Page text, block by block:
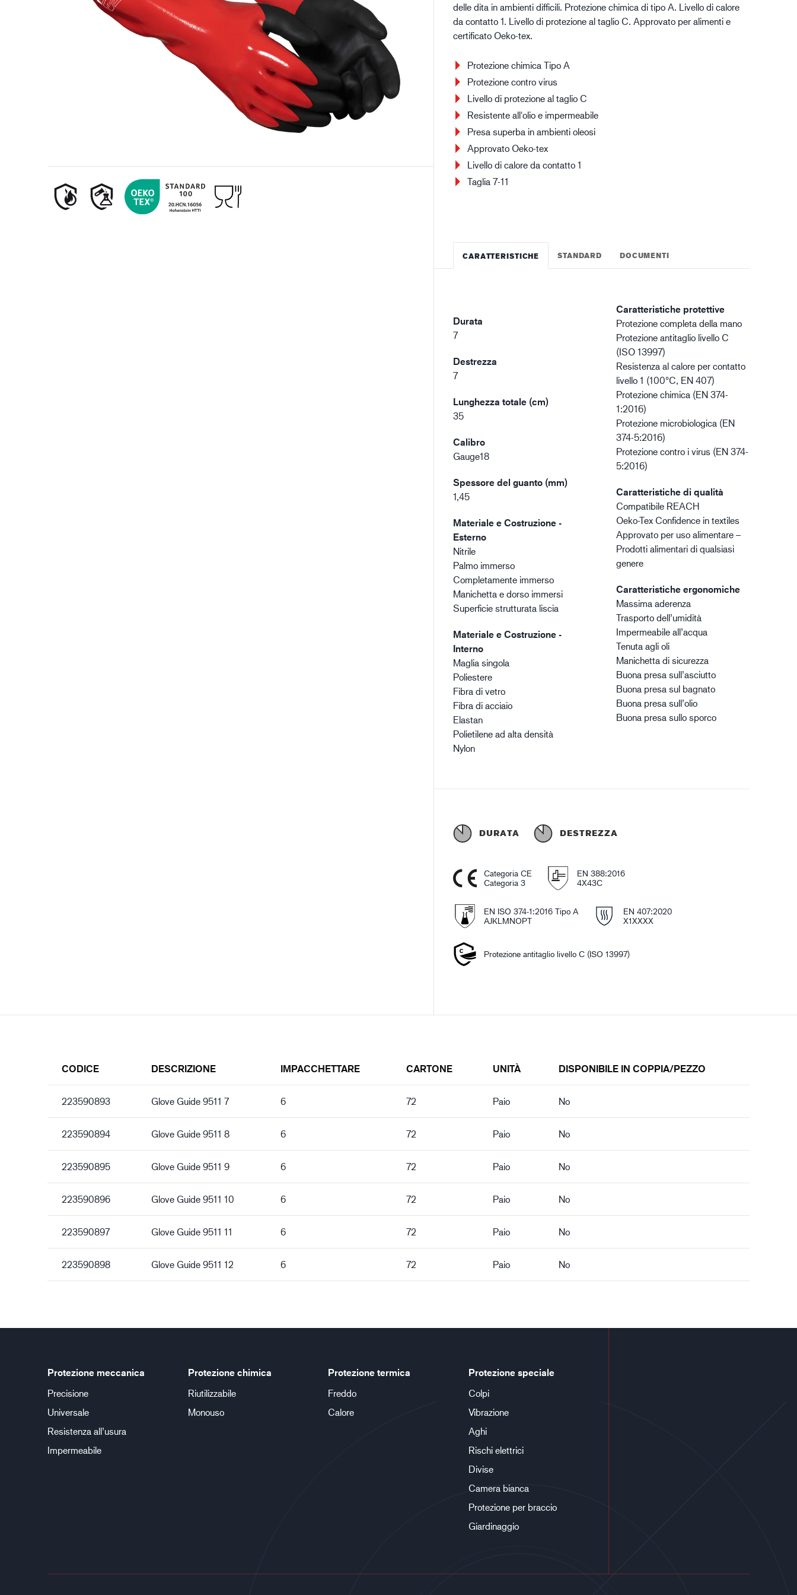
Industria petrolifera Edilizia e costruzioni Logistica
delle dita in ambienti difficili. Protezione chimica di tipo A. Livello di calore
da contatto 1. Livello di protezione al taglio C. Approvato per alimenti e
certificato Oeko-tex.
Protezione chimica Tipo A
Protezione contro virus
Livello di protezione al taglio C
Resistente all'olio e impermeabile
Presa superba in ambienti oleosi
Approvato Oeko-tex
Livello di calore da contatto 1
Taglia 7-11
CARATTERISTICHE STANDARD DOCUMENTI
Durata
7
Destrezza
7
Lunghezza totale (cm)
35
Calibro
Gauge18
Spessore del guanto (mm)
1,45
Materiale e Costruzione -
Esterno
Nitrile
Palmo immerso
Completamente immerso
Manichetta e dorso immersi
Superficie strutturata liscia
Materiale e Costruzione -
Interno
Maglia singola
Poliestere
Fibra di vetro
Fibra di acciaio
Elastan
Polietilene ad alta densità
Nylon
Caratteristiche protettive
Protezione completa della mano
Protezione antitaglio livello C
(ISO 13997)
Resistenza al calore per contatto
livello 1 (100°C, EN 407)
Protezione chimica (EN 374-
1:2016)
Protezione microbiologica (EN
374-5:2016)
Protezione contro i virus (EN 374-
5:2016)
Caratteristiche di qualità
Compatibile REACH
Oeko-Tex Confidence in textiles
Approvato per uso alimentare –
Prodotti alimentari di qualsiasi
genere
Caratteristiche ergonomiche
Massima aderenza
Trasporto dell’umidità
Impermeabile all’acqua
Tenuta agli oli
Manichetta di sicurezza
Buona presa sull’asciutto
Buona presa sul bagnato
Buona presa sull’olio
Buona presa sullo sporco
DURATA DESTREZZA
Categoria CE
Categoria 3
EN 388:2016
4X43C
EN ISO 374-1:2016 Tipo A
AJKLMNOPT
EN 407:2020
X1XXXX
Protezione antitaglio livello C (ISO 13997)
CODICE DESCRIZIONE IMPACCHETTARE CARTONE UNITÀ DISPONIBILE IN COPPIA/PEZZO
223590893 Glove Guide 9511 7 6 72 Paio No
223590894 Glove Guide 9511 8 6 72 Paio No
223590895 Glove Guide 9511 9 6 72 Paio No
223590896 Glove Guide 9511 10 6 72 Paio No
223590897 Glove Guide 9511 11 6 72 Paio No
223590898 Glove Guide 9511 12 6 72 Paio No
Protezione meccanica
Precisione
Universale
Resistenza all’usura
Impermeabile
Protezione chimica
Riutilizzabile
Monouso
Protezione termica
Freddo
Calore
Protezione speciale
Colpi
Vibrazione
Aghi
Rischi elettrici
Divise
Camera bianca
Protezione per braccio
Giardinaggio